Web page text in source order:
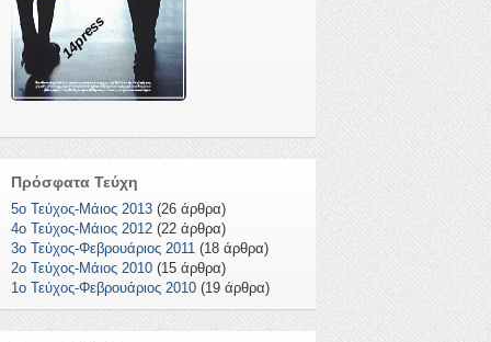
14press
Πρόσφατα Τεύχη
5ο Τεύχος-Μάιος 2013 (26 άρθρα)
4ο Τεύχος-Μάιος 2012 (22 άρθρα)
3ο Τεύχος-Φεβρουάριος 2011 (18 άρθρα)
2ο Τεύχος-Μάιος 2010 (15 άρθρα)
1o Τεύχος-Φεβρουάριος 2010 (19 άρθρα)